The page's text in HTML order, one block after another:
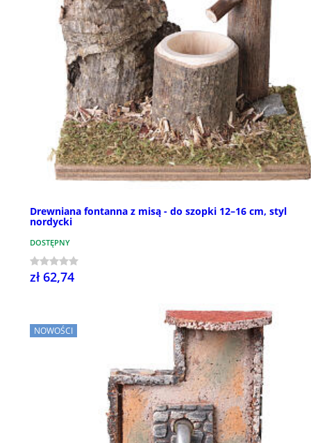
Drewniana fontanna z misą - do szopki 12–16 cm, styl
nordycki
DOSTĘPNY
zł 62,74
NOWOŚCI